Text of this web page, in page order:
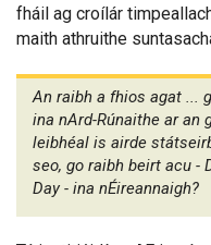
fháil ag croílár
maith athruithe
An raibh a fhios agat ...
ina nArd-Rúnaithe ar an
leibhéal is airde
seo, go raibh beirt acu -
Day - ina nÉireannaigh?